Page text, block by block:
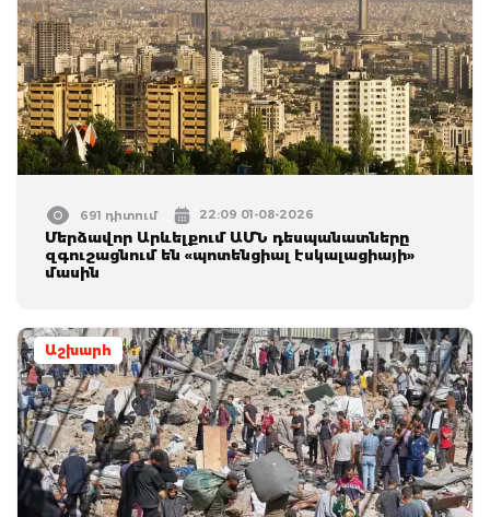
691 դիտում 22:09 01-08-2026
Մերձավոր Արևելքում ԱՄՆ դեսպանատները
զգուշացնում են «պոտենցիալ էսկալացիայի»
մասին
Աշխարհ